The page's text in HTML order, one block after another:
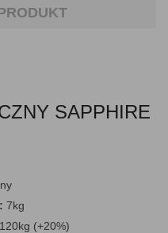
SAPPHIRE
7kg
120kg (+20%)